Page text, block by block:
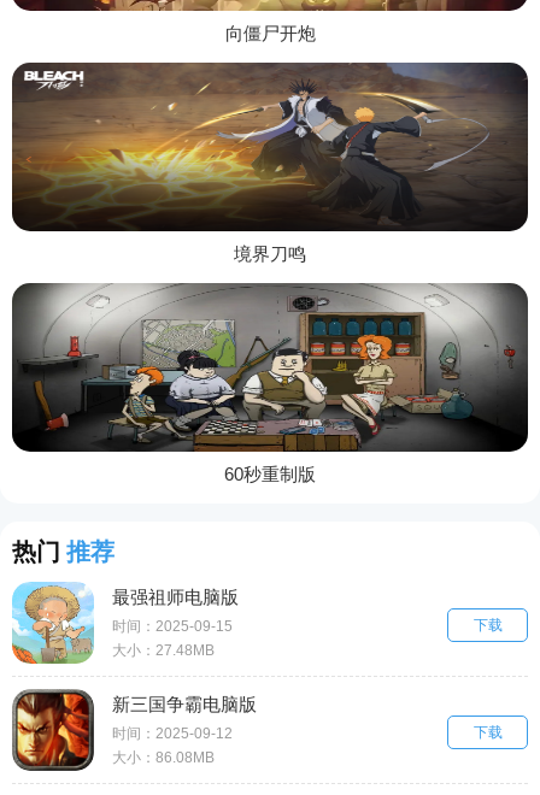
向僵尸开炮
境界刀鸣
60秒重制版
热门 推荐
最强祖师电脑版
时间：2025-09-15
大小：27.48MB
下载
新三国争霸电脑版
时间：2025-09-12
大小：86.08MB
下载